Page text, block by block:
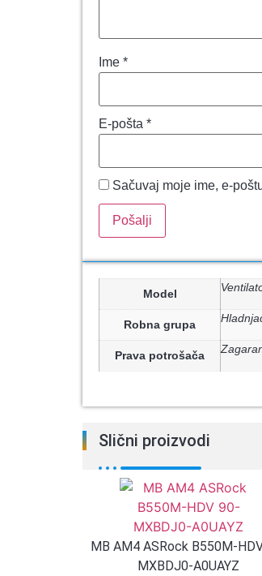
Ime *
E-pošta *
Sačuvaj moje ime, e-
Model
Robna grupa
Prava potrošača
Slični proizvodi
MB AM4 ASRock B550M-
MXBDJ0-A0UAYZ